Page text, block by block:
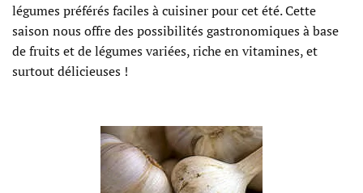
légumes préférés faciles à cuisiner pour cet été. Cette
saison nous offre des possibilités gastronomiques à base
de fruits et de légumes variées, riche en vitamines, et
surtout délicieuses !